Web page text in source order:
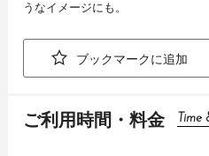
うなイメージにも。
ブックマークに追加
ご利用時間・料金 Time